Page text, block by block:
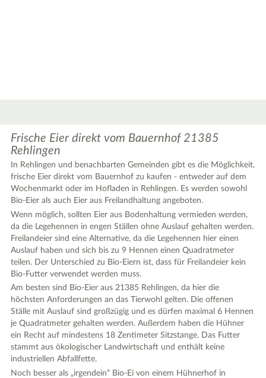
Leaflet |© OpenStreetMap contributors ♥,tiles generated by protomaps,Protomaps©
Frische Eier direkt vom Bauernhof 21385
Rehlingen
In Rehlingen und benachbarten Gemeinden gibt es die Möglichkeit,
frische Eier direkt vom Bauernhof zu kaufen - entweder auf dem
Wochenmarkt oder im Hofladen in Rehlingen. Es werden sowohl
Bio-Eier als auch Eier aus Freilandhaltung angeboten.
Wenn möglich, sollten Eier aus Bodenhaltung vermieden werden,
da die Legehennen in engen Ställen ohne Auslauf gehalten werden.
Freilandeier sind eine Alternative, da die Legehennen hier einen
Auslauf haben und sich bis zu 9 Hennen einen Quadratmeter
teilen. Der Unterschied zu Bio-Eiern ist, dass für Freilandeier kein
Bio-Futter verwendet werden muss.
Am besten sind Bio-Eier aus 21385 Rehlingen, da hier die
höchsten Anforderungen an das Tierwohl gelten. Die offenen
Ställe mit Auslauf sind großzügig und es dürfen maximal 6 Hennen
je Quadratmeter gehalten werden. Außerdem haben die Hühner
ein Recht auf mindestens 18 Zentimeter Sitzstange. Das Futter
stammt aus ökologischer Landwirtschaft und enthält keine
industriellen Abfallfette.
Noch besser als „irgendein“ Bio-Ei von einem Hühnerhof in